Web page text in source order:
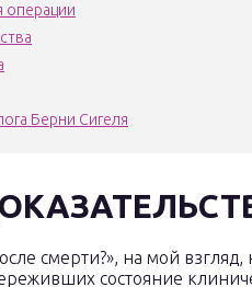
операции
Берни Сигеля
смерти?», на мой
состояние